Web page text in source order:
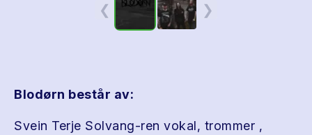
❮ ❯
Blodørn består av:
Svein Terje Solvang-ren vokal, trommer ,